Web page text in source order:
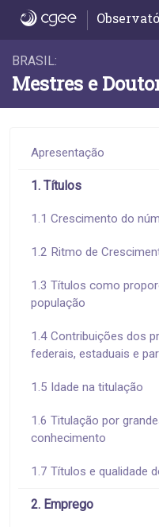
6.5
BRASIL:
Mestres e
Apresentação
1. Títulos
1.1 Crescimento do
1.2 Ritmo de
1.3 Títulos como
população
1.4 Contribuições dos
federais, estaduais e
1.5 Idade na titulação
1.6 Titulação por
conhecimento
1.7 Títulos e qualidade
2. Emprego